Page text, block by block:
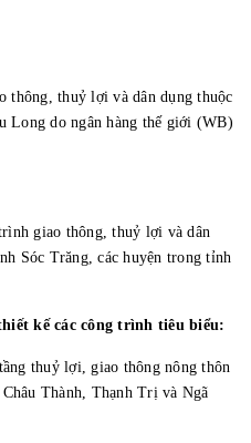
thông, thuỷ lợi và dân dụng thuộc
Long do ngân hàng thế giới (WB)
giao thông, thuỷ lợi và dân
Sóc Trăng, các huyện trong tỉnh
kế các công trình tiêu biểu:
thuỷ lợi, giao thông nông thôn
Thành, Thạnh Trị và Ngã